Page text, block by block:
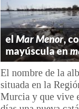
elMar Menor,
mayúscula en
El nombre de la
situada en la
Murcia y que vive